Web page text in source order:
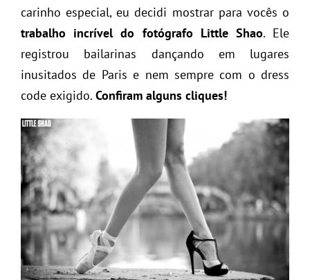
carinho especial, eu decidi mostrar para vocês o
trabalho incrível do fotógrafo Little Shao. Ele
registrou bailarinas dançando em lugares
inusitados de Paris e nem sempre com o dress
code exigido. Confiram alguns cliques!